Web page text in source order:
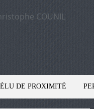
DE PROXIMITÉ